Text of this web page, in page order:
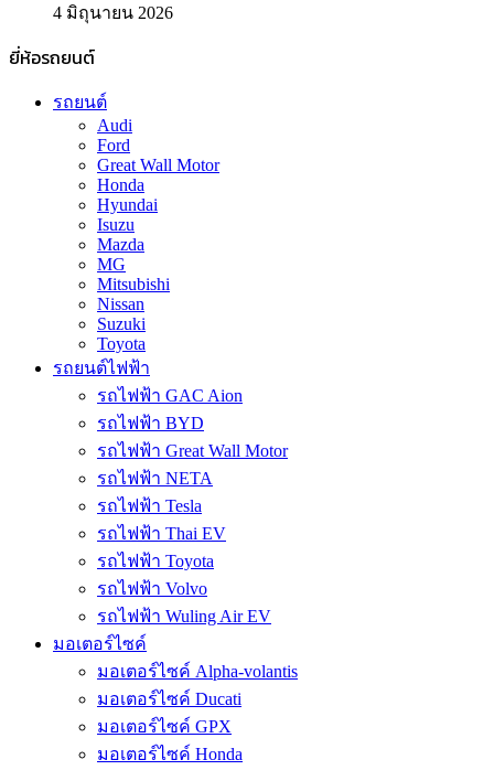
4 มิถุนายน 2026
ยี่ห้อรถยนต์
รถยนต์
Audi
Ford
Great Wall Motor
Honda
Hyundai
Isuzu
Mazda
MG
Mitsubishi
Nissan
Suzuki
Toyota
รถยนต์ไฟฟ้า
รถไฟฟ้า GAC Aion
รถไฟฟ้า BYD
รถไฟฟ้า Great Wall Motor
รถไฟฟ้า NETA
รถไฟฟ้า Tesla
รถไฟฟ้า Thai EV
รถไฟฟ้า Toyota
รถไฟฟ้า Volvo
รถไฟฟ้า Wuling Air EV
มอเตอร์ไซค์
มอเตอร์ไซค์ Alpha-volantis
มอเตอร์ไซค์ Ducati
มอเตอร์ไซค์ GPX
มอเตอร์ไซค์ Honda